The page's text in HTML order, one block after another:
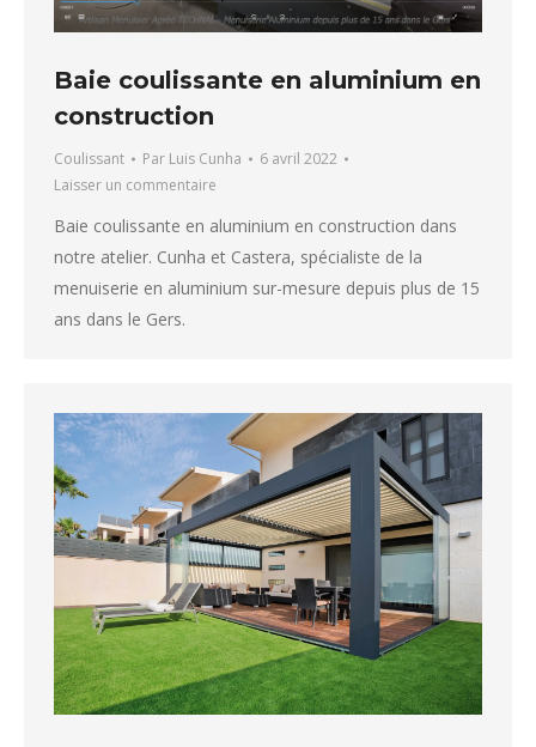
Baie coulissante en aluminium en
construction
Coulissant Par Luis Cunha
6 avril 2022
Laisser un commentaire
Baie coulissante en aluminium en construction dans
notre atelier. Cunha et Castera, spécialiste de la
menuiserie en aluminium sur-mesure depuis plus de 15
ans dans le Gers.